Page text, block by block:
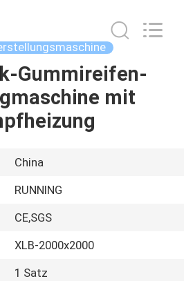
Gummireifen-
mit
China
RUNNING
CE,SGS
XLB-2000x2000
1 Satz